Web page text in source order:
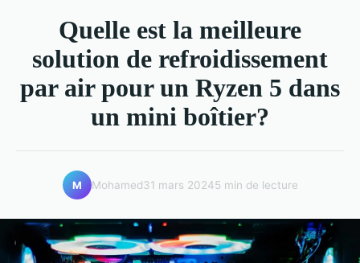
Quelle est la meilleure
solution de refroidissement
par air pour un Ryzen 5 dans
un mini boîtier?
M Mohamed31 mars 20245 min de lecture